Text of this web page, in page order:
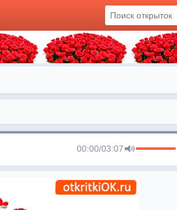
00:00/03:07